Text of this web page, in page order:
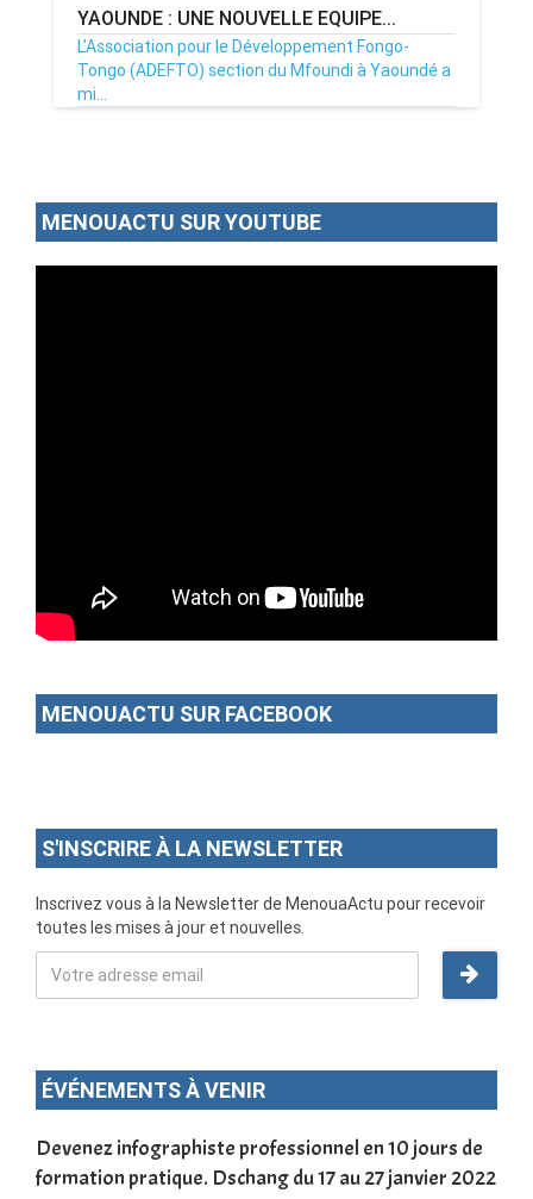
YAOUNDE : UNE NOUVELLE EQUIPE...
L’Association pour le Développement Fongo-
Tongo (ADEFTO) section du Mfoundi à Yaoundé a
mi...
MENOUACTU SUR YOUTUBE
MENOUACTU SUR FACEBOOK
S'INSCRIRE À LA NEWSLETTER
Inscrivez vous à la Newsletter de MenouaActu pour recevoir
toutes les mises à jour et nouvelles.
ÉVÉNEMENTS À VENIR
Devenez infographiste professionnel en 10 jours de
formation pratique. Dschang du 17 au 27 janvier 2022